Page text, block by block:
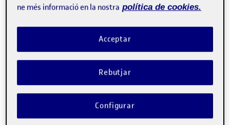
En aquesta entrada comparteixo el tauler que he creat en el
meu nou compte de Pinterest! Us deixo l’enllaç per
aquí:https://www.pinterest.es/inaki_bm4/disseny-inclusiu-
en-la-iconografia-dels-lavabos/
ne més informació en la nostra política de cookies.
Rebutjar
Acceptar
Configurar